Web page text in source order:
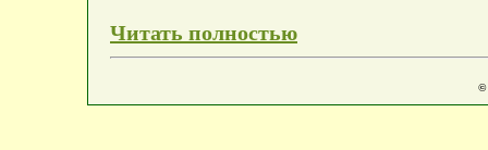
Читать полностью
©